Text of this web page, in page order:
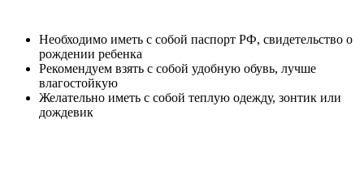
Необходимо иметь с собой паспорт РФ, свидетельство о
рождении ребенка
Рекомендуем взять с собой удобную обувь, лучше
влагостойкую
Желательно иметь с собой теплую одежду, зонтик или
дождевик